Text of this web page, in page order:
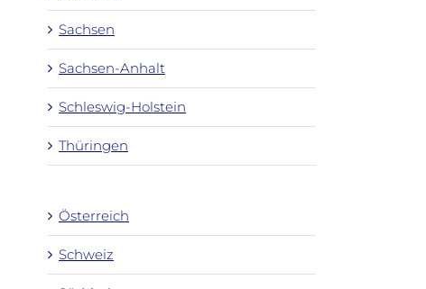
Sachsen
Sachsen-Anhalt
Schleswig-Holstein
Thüringen
Österreich
Schweiz